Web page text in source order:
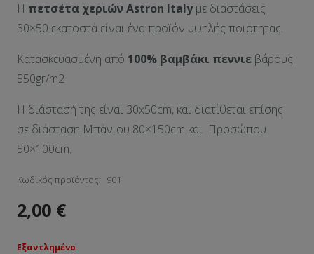
Η πετσέτα χεριών Αstron Italyμε διαστάσεις
30×50 εκατοστά είναι ένα προϊόν υψηλής ποιότητας.
Κατασκευασμένη από 100% βαμβάκι πεννιε βάρους
550gr/m2
Η διάστασή της είναι 30x50cm, και διατίθεται επίσης
σε διάσταση Μπάνιου 80×150cm και Προσώπου
50×100cm.
Κωδικός προϊόντος: 901
2,00 €
Εξαντλημένο